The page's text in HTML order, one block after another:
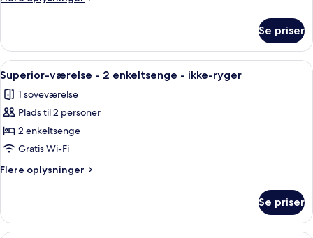
2
-
ikke-
ryger
-
balkon
værelse
2
enkeltsenge
ikke-
-
balkon
Se priser
Indlæs
alle
billeder
af
Superior-
værelse
-
2
-
ikke-
En moderne stue med sofa, rundt
17
Superior-værelse - 2 enkeltsenge - ikke-ryger
1 soveværelse
Plads til 2 personer
2 enkeltsenge
Gratis Wi-Fi
Flere oplysninger
Flere
værelse
Se priser